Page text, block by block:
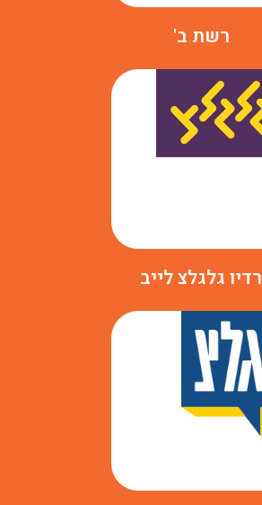
רשת ב'
רדיו גלגלצ לייב